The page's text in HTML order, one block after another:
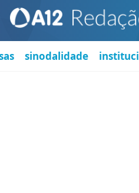
sinodalidade